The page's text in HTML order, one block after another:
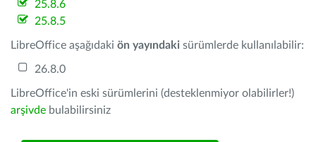
25.8.6
25.8.5
LibreOffice aşağıdaki ön yayındaki sürümlerde kullanılabilir:
26.8.0
LibreOffice'in eski sürümlerini (desteklenmiyor olabilirler!)
arşivde bulabilirsiniz